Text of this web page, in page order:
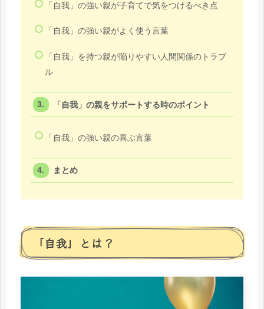
「自我」の強い親が子育てで気をつけるべき点
「自我」の強い親がよく使う言葉
「自我」を持つ親が陥りやすい人間関係のトラブ
ル
「自我」の親をサポートする時のポイント
「自我」の強い親の喜ぶ言葉
まとめ
「自我」とは？